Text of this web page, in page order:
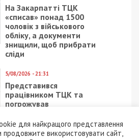
На Закарпатті ТЦК
«списав» понад 1500
чоловік з військового
обліку, а документи
знищили, щоб прибрати
сліди
5/08/2026 - 21:31
Представився
працівником ТЦК та
погрожував
на хабарі $10 тисяч
затримали майора ВСП
для найкращого представлення
використовувати сайт,